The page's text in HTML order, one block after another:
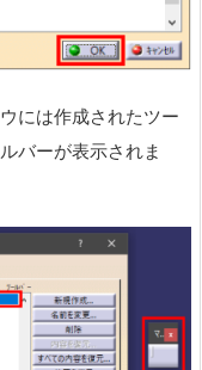
には作成されたツー
バーが表示されま